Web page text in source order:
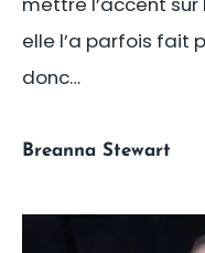
elle l’a parfois fait
donc…
Breanna Stewart